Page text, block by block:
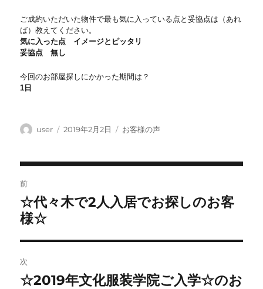
ご成約いただいた物件で最も気に入っている点と妥協点は（あれ
ば）教えてください。
気に入った点 イメージとピッタリ
妥協点 無し
今回のお部屋探しにかかった期間は？
1日
投
user
投
2019年2月2日
カ
リ
お客様の声
稿
ナ
ビ
ゲ
シ
前
前
の
投
☆代々木で2人入居でお探しのお客
様☆
次
次
☆2019年文化服装学院ご入学☆のお